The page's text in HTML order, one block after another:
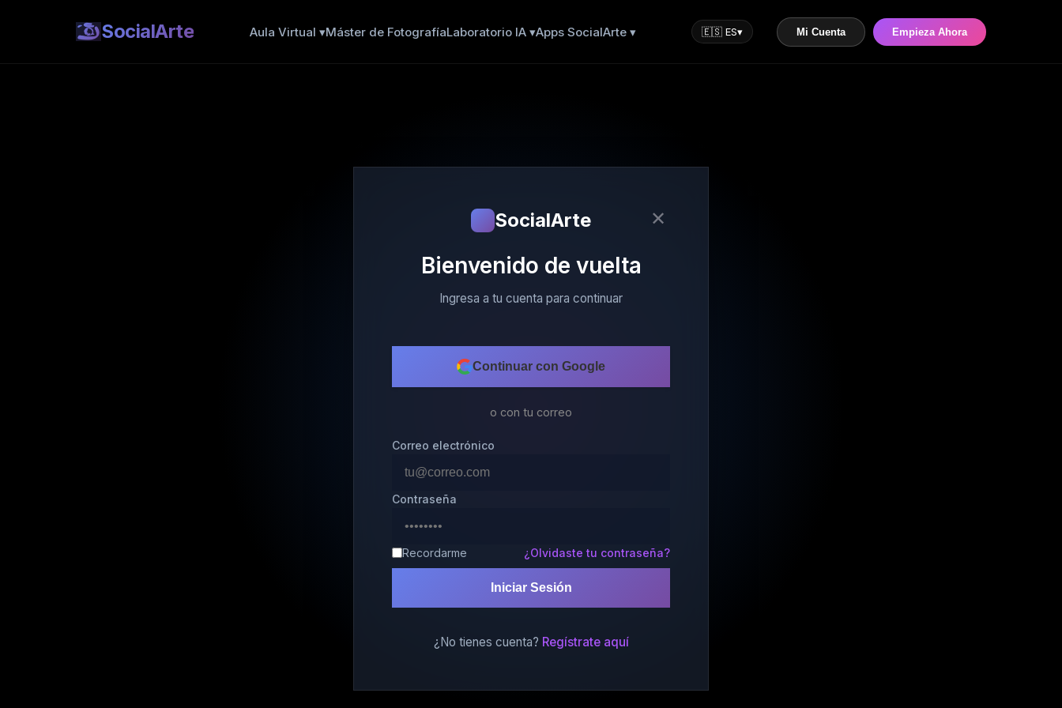
SocialArte Aula Virtual ▾Máster de FotografíaLaboratorio IA ▾Apps SocialArte ▾ 🇪🇸 ES▾ Mi Cuenta Empieza Ahora
✕
SocialArte
Bienvenido de vuelta
Ingresa a tu cuenta para continuar
Continuar con Google
o con tu correo
Correo electrónico
Contraseña
Recordarme ¿Olvidaste tu contraseña?
Iniciar Sesión
¿No tienes cuenta? Regístrate aquí